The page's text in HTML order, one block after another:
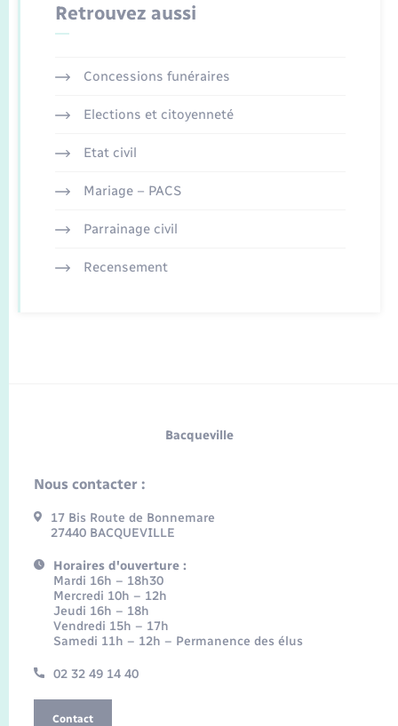
Retrouvez aussi
Concessions funéraires
Elections et citoyenneté
Etat civil
Mariage – PACS
Parrainage civil
Recensement
Bacqueville
Nous contacter :
17 Bis Route de Bonnemare
27440 BACQUEVILLE
Horaires d'ouverture :
Mardi 16h – 18h30
Mercredi 10h – 12h
Jeudi 16h – 18h
Vendredi 15h – 17h
Samedi 11h – 12h – Permanence des élus
02 32 49 14 40
Contact